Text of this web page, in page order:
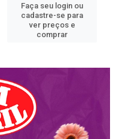
Faça seu login ou
cadastre-se para
ver preços e
comprar